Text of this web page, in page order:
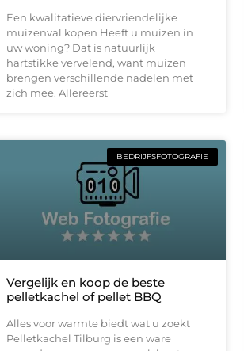
Een kwalitatieve diervriendelijke
muizenval kopen Heeft u muizen in
uw woning? Dat is natuurlijk
hartstikke vervelend, want muizen
brengen verschillende nadelen met
zich mee. Allereerst
BEDRIJFSFOTOGRAFIE
Vergelijk en koop de beste
pelletkachel of pellet BBQ
Alles voor warmte biedt wat u zoekt
Pelletkachel Tilburg is een ware